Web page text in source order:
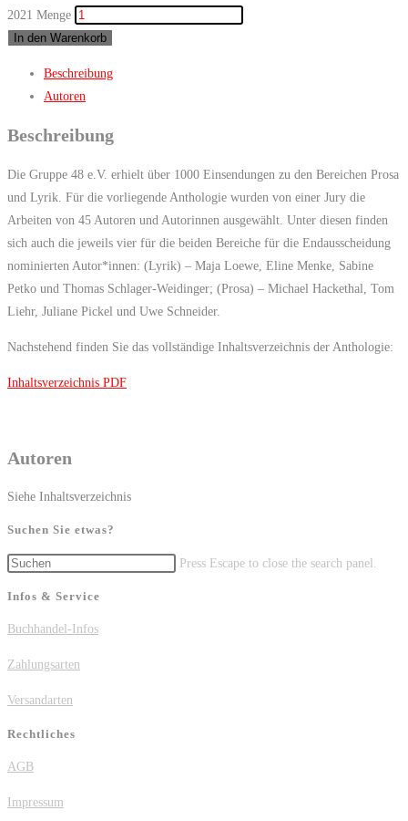
2021 Menge
In den Warenkorb
Beschreibung
Autoren
Beschreibung
Die Gruppe 48 e.V. erhielt über 1000 Einsendungen zu den Bereichen Prosa
und Lyrik. Für die vorliegende Anthologie wurden von einer Jury die
Arbeiten von 45 Autoren und Autorinnen ausgewählt. Unter diesen finden
sich auch die jeweils vier für die beiden Bereiche für die Endausscheidung
nominierten Autor*innen: (Lyrik) – Maja Loewe, Eline Menke, Sabine
Petko und Thomas Schlager-Weidinger; (Prosa) – Michael Hackethal, Tom
Liehr, Juliane Pickel und Uwe Schneider.
Nachstehend finden Sie das vollständige Inhaltsverzeichnis der Anthologie:
Inhaltsverzeichnis PDF
Autoren
Siehe Inhaltsverzeichnis
Suchen Sie etwas?
Press Escape to close the search panel.
Infos & Service
Buchhandel-Infos
Zahlungsarten
Versandarten
Rechtliches
AGB
Impressum